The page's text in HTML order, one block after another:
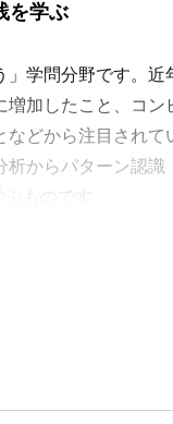
を学ぶ
学問分野です。近
加したこと、コ
どから注目されて
からパターン認識
ものです。
本的なところから
分析などの解説を